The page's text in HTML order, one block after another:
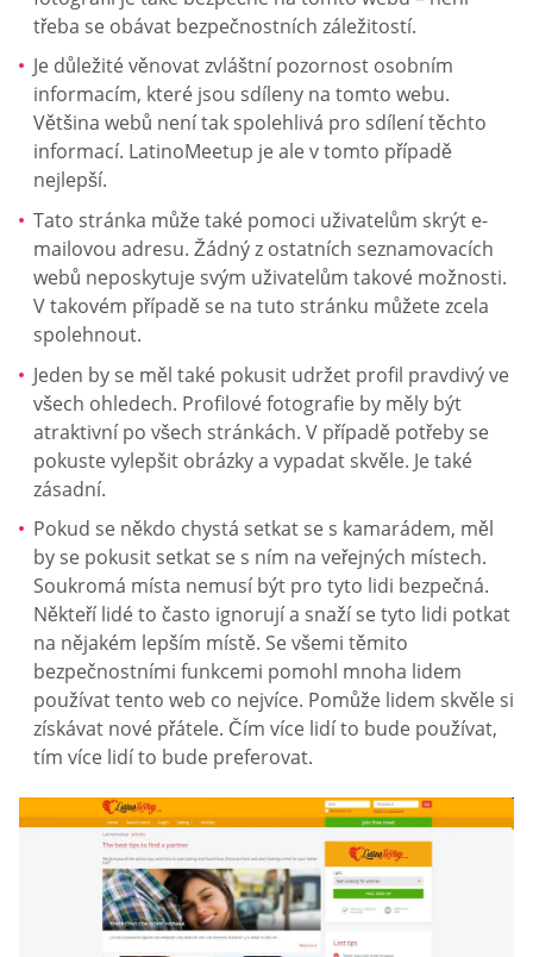
třeba se obávat bezpečnostních záležitostí.
Je důležité věnovat zvláštní pozornost osobním
informacím, které jsou sdíleny na tomto webu.
Většina webů není tak spolehlivá pro sdílení těchto
informací. LatinoMeetup je ale v tomto případě
nejlepší.
Tato stránka může také pomoci uživatelům skrýt e-
mailovou adresu. Žádný z ostatních seznamovacích
webů neposkytuje svým uživatelům takové možnosti.
V takovém případě se na tuto stránku můžete zcela
spolehnout.
Jeden by se měl také pokusit udržet profil pravdivý ve
všech ohledech. Profilové fotografie by měly být
atraktivní po všech stránkách. V případě potřeby se
pokuste vylepšit obrázky a vypadat skvěle. Je také
zásadní.
Pokud se někdo chystá setkat se s kamarádem, měl
by se pokusit setkat se s ním na veřejných místech.
Soukromá místa nemusí být pro tyto lidi bezpečná.
Někteří lidé to často ignorují a snaží se tyto lidi potkat
na nějakém lepším místě. Se všemi těmito
bezpečnostními funkcemi pomohl mnoha lidem
používat tento web co nejvíce. Pomůže lidem skvěle si
získávat nové přátele. Čím více lidí to bude používat,
tím více lidí to bude preferovat.